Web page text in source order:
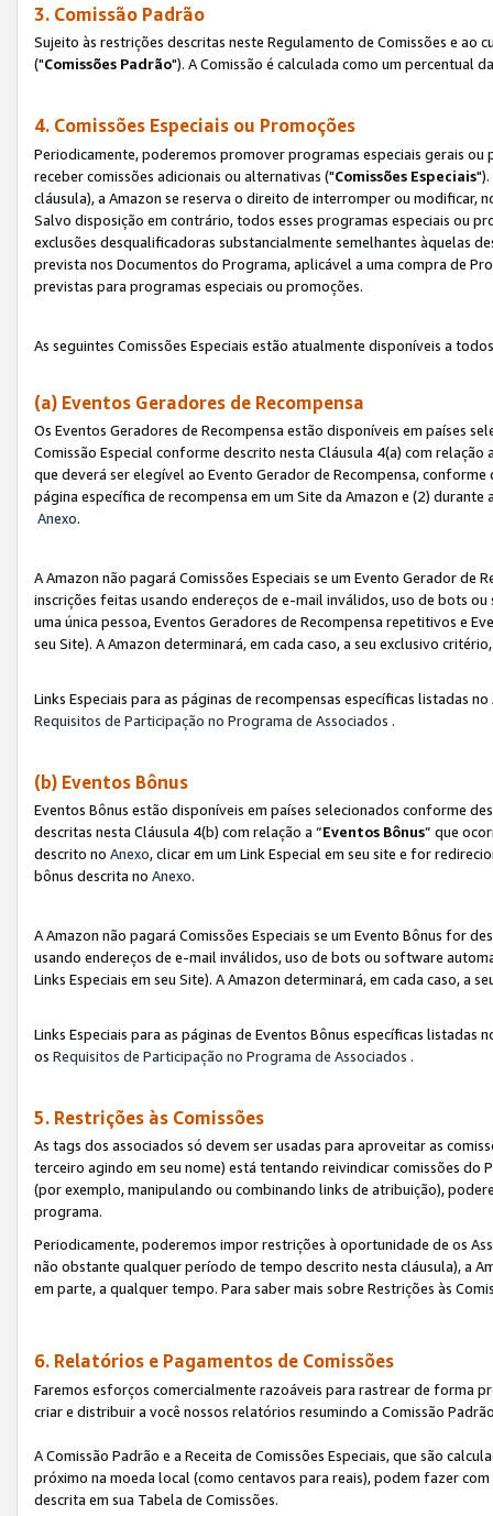
3. Comissão Padrão
Sujeito às restrições descritas neste Regulamento de Comissões e ao
("Comissões Padrão"). A Comissão é calculada como um percentual
4. Comissões Especiais ou Promoções
Periodicamente, poderemos promover programas especiais gerais
receber comissões adicionais ou alternativas ("Comissões Especiais
cláusula), a Amazon se reserva o direito de interromper ou
Salvo disposição em contrário, todos esses programas especiais ou
exclusões desqualificadoras substancialmente semelhantes àquelas
prevista nos Documentos do Programa, aplicável a uma compra de
previstas para programas especiais ou promoções.
As seguintes Comissões Especiais estão atualmente disponíveis a
(a) Eventos Geradores de Recompensa
Os Eventos Geradores de Recompensa estão disponíveis em países
Comissão Especial conforme descrito nesta Cláusula 4(a) com relação
que deverá ser elegível ao Evento Gerador de Recompensa,
página específica de recompensa em um Site da Amazon e (2)
Anexo.
A Amazon não pagará Comissões Especiais se um Evento Gerador
inscrições feitas usando endereços de e-mail inválidos, uso de bots
uma única pessoa, Eventos Geradores de Recompensa repetitivos e
seu Site). A Amazon determinará, em cada caso, a seu exclusivo
Links Especiais para as páginas de recompensas específicas listadas no
Requisitos de Participação no Programa de Associados .
(b) Eventos Bônus
Eventos Bônus estão disponíveis em países selecionados conforme
descritas nesta Cláusula 4(b) com relação a “Eventos Bônus” que
descrito no Anexo, clicar em um Link Especial em seu site e for
bônus descrita no Anexo.
A Amazon não pagará Comissões Especiais se um Evento Bônus for
usando endereços de e-mail inválidos, uso de bots ou software
Links Especiais em seu Site). A Amazon determinará, em cada caso, a
Links Especiais para as páginas de Eventos Bônus específicas listadas
os Requisitos de Participação no Programa de Associados .
5. Restrições às Comissões
As tags dos associados só devem ser usadas para aproveitar as
terceiro agindo em seu nome) está tentando reivindicar comissões
(por exemplo, manipulando ou combinando links de atribuição),
programa.
Periodicamente, poderemos impor restrições à oportunidade de os
não obstante qualquer período de tempo descrito nesta cláusula), a
em parte, a qualquer tempo. Para saber mais sobre Restrições às
6. Relatórios e Pagamentos de Comissões
Faremos esforços comercialmente razoáveis para rastrear de forma
criar e distribuir a você nossos relatórios resumindo a Comissão
A Comissão Padrão e a Receita de Comissões Especiais, que são
próximo na moeda local (como centavos para reais), podem fazer
descrita em sua Tabela de Comissões.